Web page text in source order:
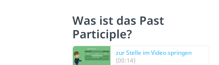
Was ist das Past
Participle?
zur Stelle im Video springen
(00:14)